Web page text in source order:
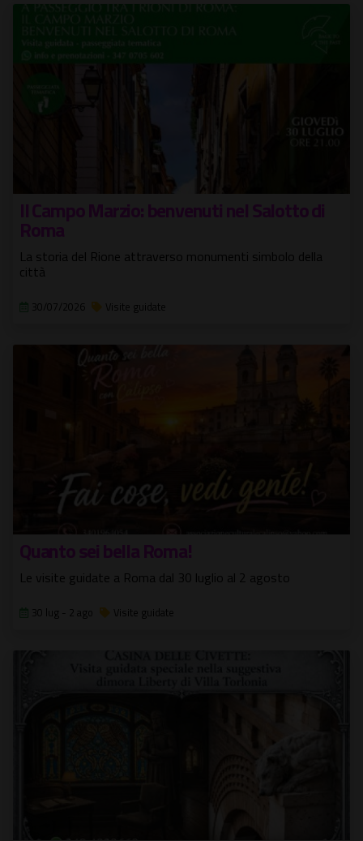
Il Campo Marzio: benvenuti nel Salotto di
Roma
La storia del Rione attraverso monumenti simbolo della
città
30/07/2026 Visite guidate
Quanto sei bella Roma!
Le visite guidate a Roma dal 30 luglio al 2 agosto
30 lug - 2 ago Visite guidate